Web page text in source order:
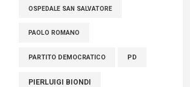
OSPEDALE SAN SALVATORE
PAOLO ROMANO
PARTITO DEMOCRATICO PD
PIERLUIGI BIONDI